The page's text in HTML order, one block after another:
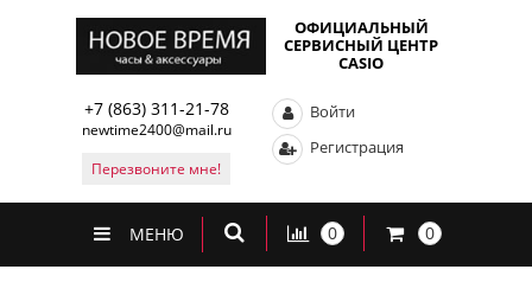
ОФИЦИАЛЬНЫЙ
СЕРВИСНЫЙ ЦЕНТР
CASIO
+7 (863) 311-21-78
newtime2400@mail.ru
Перезвоните мне!
Войти
Регистрация
МЕНЮ 0 0